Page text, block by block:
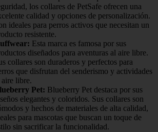
los collares de PetSafe ofrecen una
calidad y opciones de personalización.
ideales para perros activos que necesitan un
resistente.
Esta marca es famosa por sus
diseñados para aventuras al aire libre.
collares son duraderos y perfectos para
que disfrutan del senderismo y actividades
aire libre.
Pet: Blueberry Pet destaca por sus
elegantes y coloridos. Sus collares son
y hechos de materiales de alta calidad,
para mascotas que buscan un toque de
sin sacrificar la funcionalidad.